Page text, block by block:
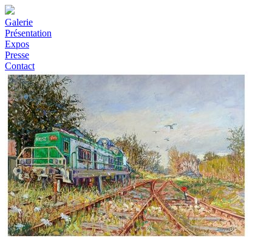
Galerie
Présentation
Expos
Presse
Contact